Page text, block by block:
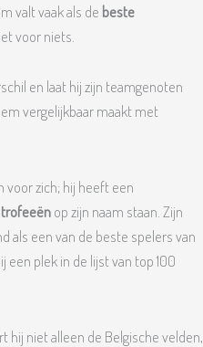
valt vaak als de beste
voor niets.
en laat hij zijn teamgenoten
vergelijkbaar maakt met
voor zich; hij heeft een
op zijn naam staan. Zijn
als een van de beste spelers van
plek in de lijst van top 100
hij niet alleen de Belgische velden,